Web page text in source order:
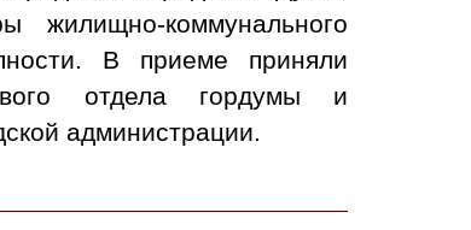
коммунального
В приеме приняли
отдела гордумы и
администрации.